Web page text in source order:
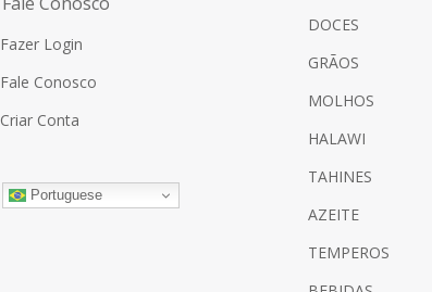
Fazer Login
Fale Conosco
Criar Conta
Portuguese
DOCES
GRÃOS
MOLHOS
HALAWI
TAHINES
AZEITE
TEMPEROS